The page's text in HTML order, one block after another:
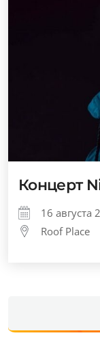
Концерт
16 августа
Roof Place